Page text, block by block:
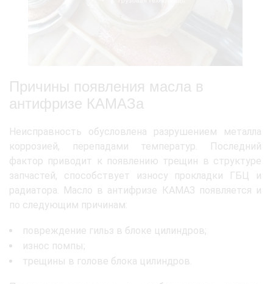
Причины появления масла в
антифризе КАМАЗа
Неисправность обусловлена разрушением металла
коррозией, перепадами температур. Последний
фактор приводит к появлению трещин в структуре
запчастей, способствует износу прокладки ГБЦ и
радиатора. Масло в антифризе КАМАЗ появляется и
по следующим причинам:
повреждение гильз в блоке цилиндров;
износ помпы;
трещины в голове блока цилиндров.